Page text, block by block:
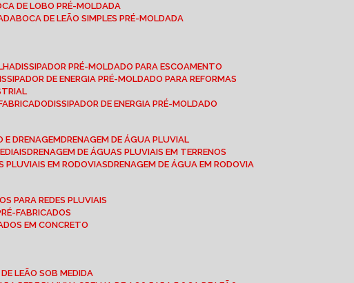
DE LOBO PRÉ-MOLDADA
BOCA DE LEÃO SIMPLES PRÉ-MOLDADA
DISSIPADOR PRÉ-MOLDADO PARA ESCOAMENTO
DISSIPADOR DE ENERGIA PRÉ-MOLDADO PARA REFORMAS
DISSIPADOR DE ENERGIA PRÉ-MOLDADO
E DRENAGEM DRENAGEM DE ÁGUA PLUVIAL
DRENAGEM DE ÁGUAS PLUVIAIS EM TERRENOS
PLUVIAIS EM RODOVIAS DRENAGEM DE ÁGUA EM RODOVIA
PARA REDES PLUVIAIS
FABRICADOS
EM CONCRETO
DE LEÃO SOB MEDIDA